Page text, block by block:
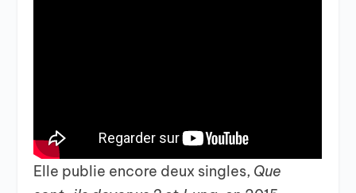
Elle publie encore deux singles, Que